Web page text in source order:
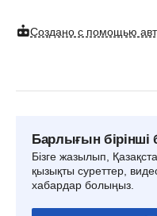
Создано с помощью
Барлығын
Бізге жазылып,
қызықты суреттер,
хабардар болыңыз.